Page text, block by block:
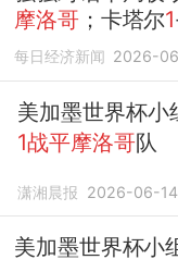
摩洛哥；卡塔尔1
世界杯积分
每日经济新闻 2026-
美加墨世界杯小
1战平摩洛哥队
潇湘晨报 2026-06-14
美加墨世界杯小